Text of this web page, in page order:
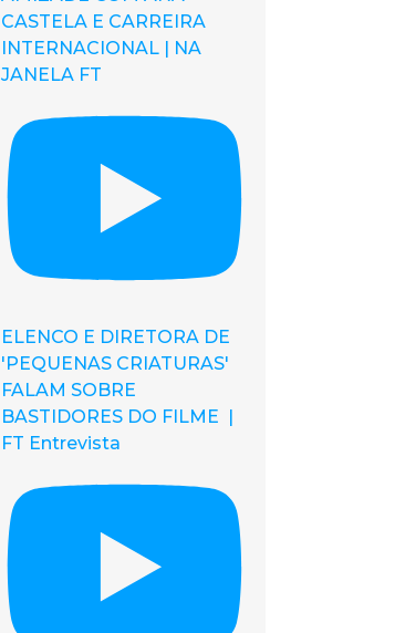
CASTELA E CARREIRA
INTERNACIONAL | NA
JANELA FT
ELENCO E DIRETORA DE
'PEQUENAS CRIATURAS'
FALAM SOBRE
BASTIDORES DO FILME |
FT Entrevista